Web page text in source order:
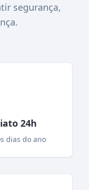
segurança,
24h
dias do ano